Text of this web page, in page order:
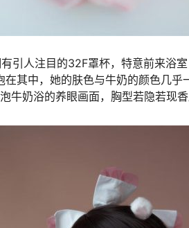
引人注目的32F罩杯，特意前来浴
其中，她的肤色与牛奶的颜色几
牛奶浴的养眼画面，胸型若隐若现香